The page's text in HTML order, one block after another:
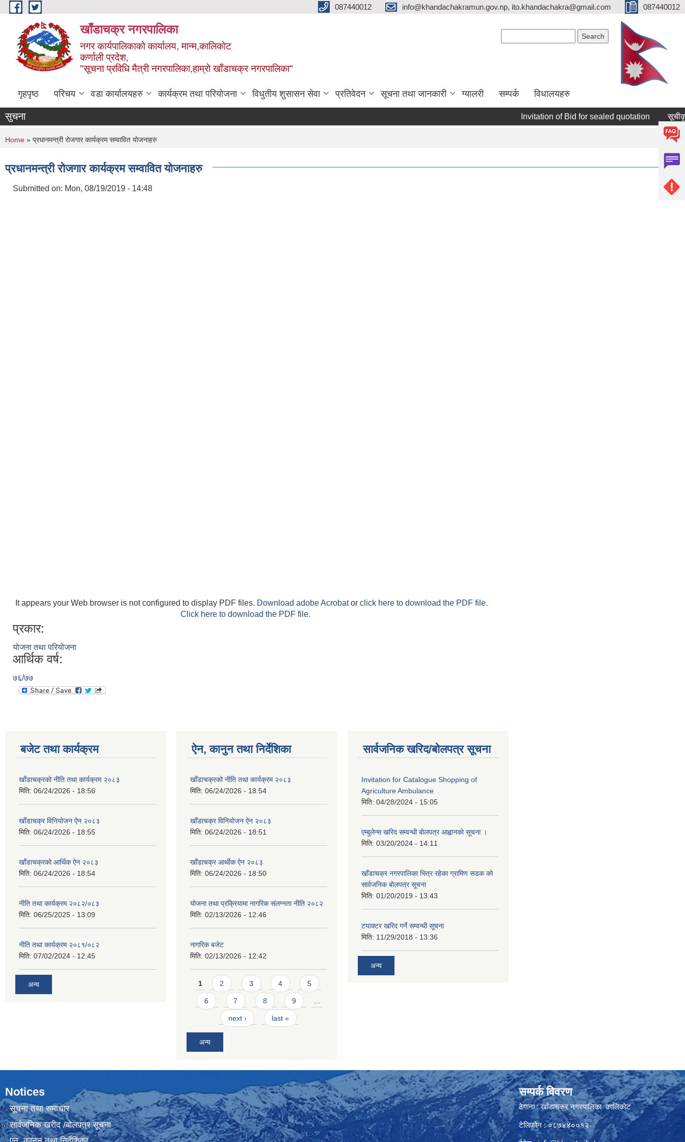
Skip to main content 087440012 info@khandachakramun.gov.np, ito.khandachakra@gmail.com 087440012
खाँडाचक्र नगरपालिका
नगर कार्यपालिकाकाे कार्यालय, मान्म,कालिकाेट
क‍र्णाली प्रदेश,
"सूचना प्रविधि मैत्री नगरपालिका,हाम्राे खाँडाचक्र नगरपालिका"
गृहपृष्ठ परिचय वडा कार्यालयहरु कार्यक्रम तथा परियोजना विधुतीय शुसासन सेवा प्रतिवेदन सूचना तथा जानकारी ग्यालरी सम्पर्क विधालयहरु
सुचना Invitation of Bid for sealed quotation सूचीकृत
You are here
Home » प्रधानमन्त्री राेजगार कार्यक्रम सम्वावित याेजनाहरु
प्रधानमन्त्री राेजगार कार्यक्रम सम्वावित याेजनाहरु
Submitted on: Mon, 08/19/2019 - 14:48
It appears your Web browser is not configured to display PDF files. Download adobe Acrobator click here to download the PDF file.
Click here to download the PDF file.
प्रकार:
योजना तथा परियोजना
आर्थिक वर्ष:
७६/७७
बजेट तथा कार्यक्रम
खाँडाचक्रको नीति तथा कार्यक्रम २०८३
मिति: 06/24/2026 - 18:56
खाँडाचक्र विनियोजन ऐन २०८३
मिति: 06/24/2026 - 18:55
खाँडाचक्रको आर्थिक ऐन २०८३
मिति: 06/24/2026 - 18:54
नीति तथा कार्यक्रम २०८२/०८३
मिति: 06/25/2025 - 13:09
नीति तथा कार्यक्रम २०८१/०८२
मिति: 07/02/2024 - 12:45
अन्य
ऐन, कानुन तथा निर्देशिका
खाँडाचक्रको नीति तथा कार्यक्रम २०८३
मिति: 06/24/2026 - 18:54
खाँडाचक्र विनियोजन ऐन २०८३
मिति: 06/24/2026 - 18:51
खाँडाचक्र आर्थीक ऐन २०८३
मिति: 06/24/2026 - 18:50
योजना तथा प्रक्रियामा नागरिक संलग्नता नीति २०८२
मिति: 02/13/2026 - 12:46
नागरिक बजेट
मिति: 02/13/2026 - 12:42
Pages
1 2 3 4 5
6 7 8 9 …
next › last »
अन्य
सार्वजनिक खरिद/बोलपत्र सूचना
Invitation for Catalogue Shopping of
Agriculture Ambulance
मिति: 04/28/2024 - 15:05
एम्बुलेन्स खरिद सम्वन्धी बाेलपत्र आह्वानकाे सूचना ।
मिति: 03/20/2024 - 14:11
खाँडाचक्र नगरपालिका भित्र रहेका ग्रामिण सडक काे
सार्वजनिक बाेलपत्र सूचना
मिति: 01/20/2019 - 13:43
टयाक्टर खरिद गर्ने सम्वन्धी सूचना
मिति: 11/29/2018 - 13:36
अन्य
Notices
सूचना तथा समाचार
सार्वजनिक खरीद /बोलपत्र सूचना
सम्पर्क विवरण
ठेगाना : खाँडाचक्र नगरपालिका कालिकाेट
टेलिफोन : ०८७४४००१२